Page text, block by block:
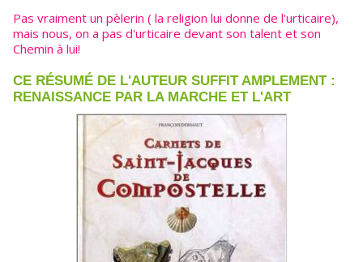
Pas vraiment un pèlerin ( la religion lui donne de l'urticaire),
mais nous, on a pas d'urticaire devant son talent et son
Chemin à lui!
CE RÉSUMÉ DE L'AUTEUR SUFFIT AMPLEMENT :
RENAISSANCE PAR LA MARCHE ET L'ART